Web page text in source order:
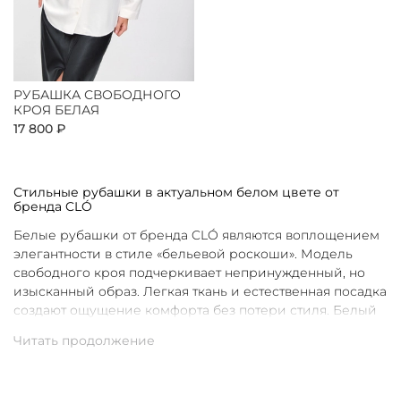
РУБАШКА СВОБОДНОГО
КРОЯ БЕЛАЯ
17 800 ₽
Стильные рубашки в актуальном белом цвете от
бренда CLÓ
Белые рубашки от бренда CLÓ являются воплощением
элегантности в стиле «бельевой роскоши». Модель
свободного кроя подчеркивает непринужденный, но
изысканный образ. Легкая ткань и естественная посадка
создают ощущение комфорта без потери стиля. Белый
чистоты и универсальности. Такая рубашка легко